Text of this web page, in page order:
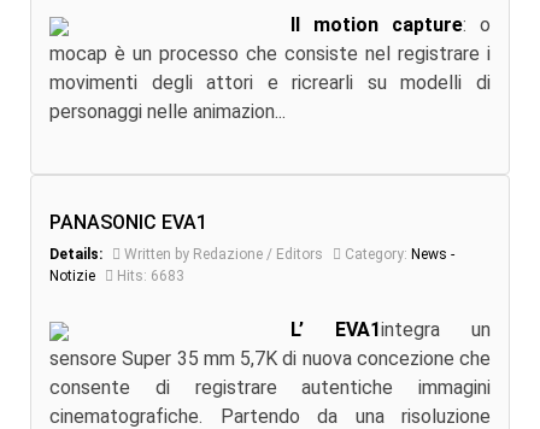
Il motion capture: o
mocap è un processo che consiste nel registrare i
movimenti degli attori e ricrearli su modelli di
personaggi nelle animazion...
PANASONIC EVA1
Details: Written by Redazione / Editors Category: News -
Notizie
Hits: 6683
L’ EVA1integra un
sensore Super 35 mm 5,7K di nuova concezione che
consente di registrare autentiche immagini
cinematografiche. Partendo da una risoluzione